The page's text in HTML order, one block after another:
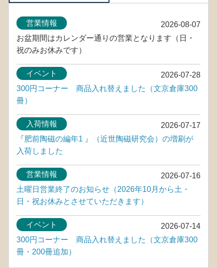
2026-08-07
営業情報
お盆期間はカレンダー通りの営業となります（日・
祝のみお休みです）
2026-07-28
イベント
300円コーナー 商品入れ替えました（文京倉庫300
冊）
2026-07-17
入荷情報
『肥前陶磁の編年1 』（近世陶磁研究会）の増刷が
入荷しました
2026-07-16
営業情報
土曜日営業終了のお知らせ（2026年10月から土・
日・祝お休みとさせていただきます）
2026-07-14
イベント
300円コーナー 商品入れ替えました（文京倉庫300
冊・200冊追加）